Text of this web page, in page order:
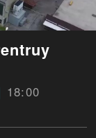
18:00